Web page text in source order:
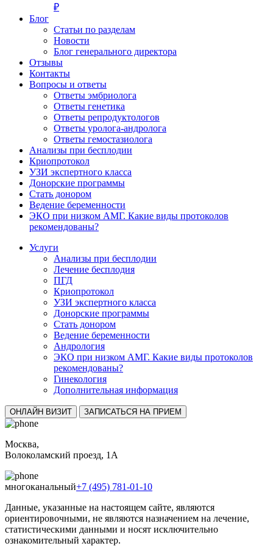
₽
Блог
Статьи по разделам
Новости
Блог генерального директора
Отзывы
Контакты
Вопросы и ответы
Ответы эмбриолога
Ответы генетика
Ответы репродуктологов
Ответы уролога-андролога
Ответы гемостазиолога
Анализы при бесплодии
Криопротокол
УЗИ экспертного класса
Донорские программы
Стать донором
Ведение беременности
ЭКО при низком АМГ. Какие виды протоколов
рекомендованы?
Услуги
Анализы при бесплодии
Лечение бесплодия
ПГД
Криопротокол
УЗИ экспертного класса
Донорские программы
Стать донором
Ведение беременности
Андрология
ЭКО при низком АМГ. Какие виды протоколов
рекомендованы?
Гинекология
Дополнительная информация
ОНЛАЙН ВИЗИТ ЗАПИСАТЬСЯ НА ПРИЕМ
Москва,
Волоколамский проезд, 1А
многоканальный+7 (495) 781-01-10
Данные, указанные на настоящем сайте, являются
ориентировочными, не являются назначением на лечение,
статистическими данными и носят исключительно
ознакомительный характер.